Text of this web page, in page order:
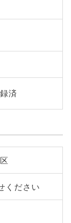
済
ください